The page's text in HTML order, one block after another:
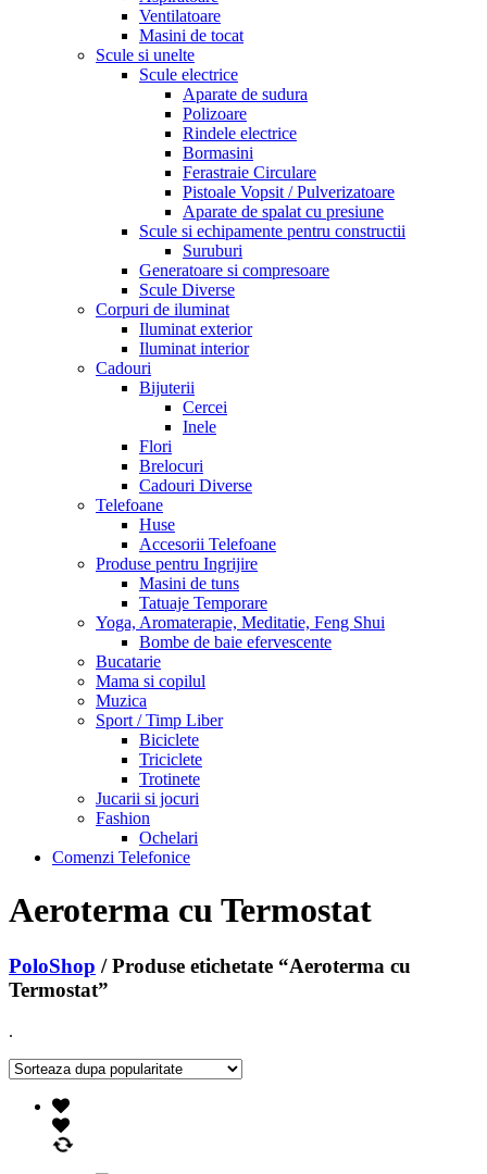
Ventilatoare
Masini de tocat
Scule si unelte
Scule electrice
Aparate de sudura
Polizoare
Rindele electrice
Bormasini
Ferastraie Circulare
Pistoale Vopsit / Pulverizatoare
Aparate de spalat cu presiune
Scule si echipamente pentru constructii
Suruburi
Generatoare si compresoare
Scule Diverse
Corpuri de iluminat
Iluminat exterior
Iluminat interior
Cadouri
Bijuterii
Cercei
Inele
Flori
Brelocuri
Cadouri Diverse
Telefoane
Huse
Accesorii Telefoane
Produse pentru Ingrijire
Masini de tuns
Tatuaje Temporare
Yoga, Aromaterapie, Meditatie, Feng Shui
Bombe de baie efervescente
Bucatarie
Mama si copilul
Muzica
Sport / Timp Liber
Biciclete
Triciclete
Trotinete
Jucarii si jocuri
Fashion
Ochelari
Comenzi Telefonice
Aeroterma cu Termostat
PoloShop / Produse etichetate “Aeroterma cu
Termostat”
.